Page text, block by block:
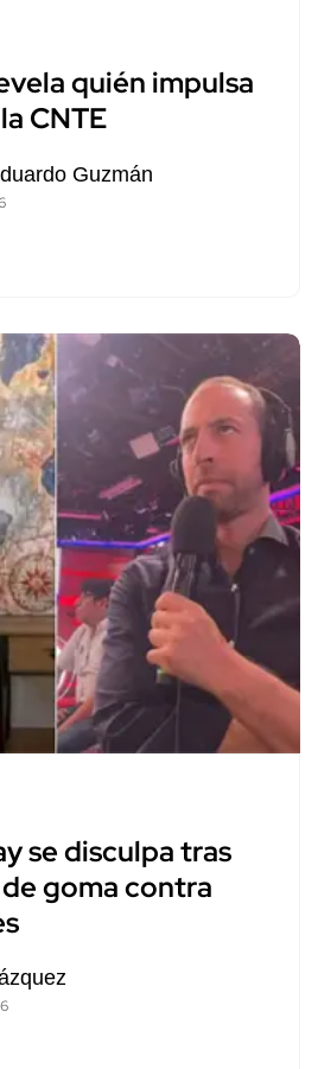
quién impulsa
CNTE
Guzmán
se disculpa tras
goma contra